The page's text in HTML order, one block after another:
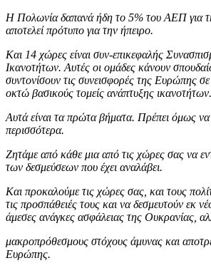
Η Πολωνία δαπανά ήδη το 5% του ΑΕΠ για
αποτελεί πρότυπο για την ήπειρο.
Και 14 χώρες είναι συν-επικεφαλής
Ικανοτήτων. Αυτές οι ομάδες κάνουν
συντονίσουν τις συνεισφορές της Ευρώπης
οκτώ βασικούς τομείς ανάπτυξης ικανοτήτων.
Αυτά είναι τα πρώτα βήματα. Πρέπει όμως
περισσότερα.
Ζητάμε από κάθε μια από τις χώρες σας να
των δεσμεύσεων που έχει αναλάβει.
Και προκαλούμε τις χώρες σας, και τους
τις προσπάθειές τους και να δεσμευτούν εκ
άμεσες ανάγκες ασφάλειας της Ουκρανίας,
μακροπρόθεσμους στόχους άμυνας και
Ευρώπης.